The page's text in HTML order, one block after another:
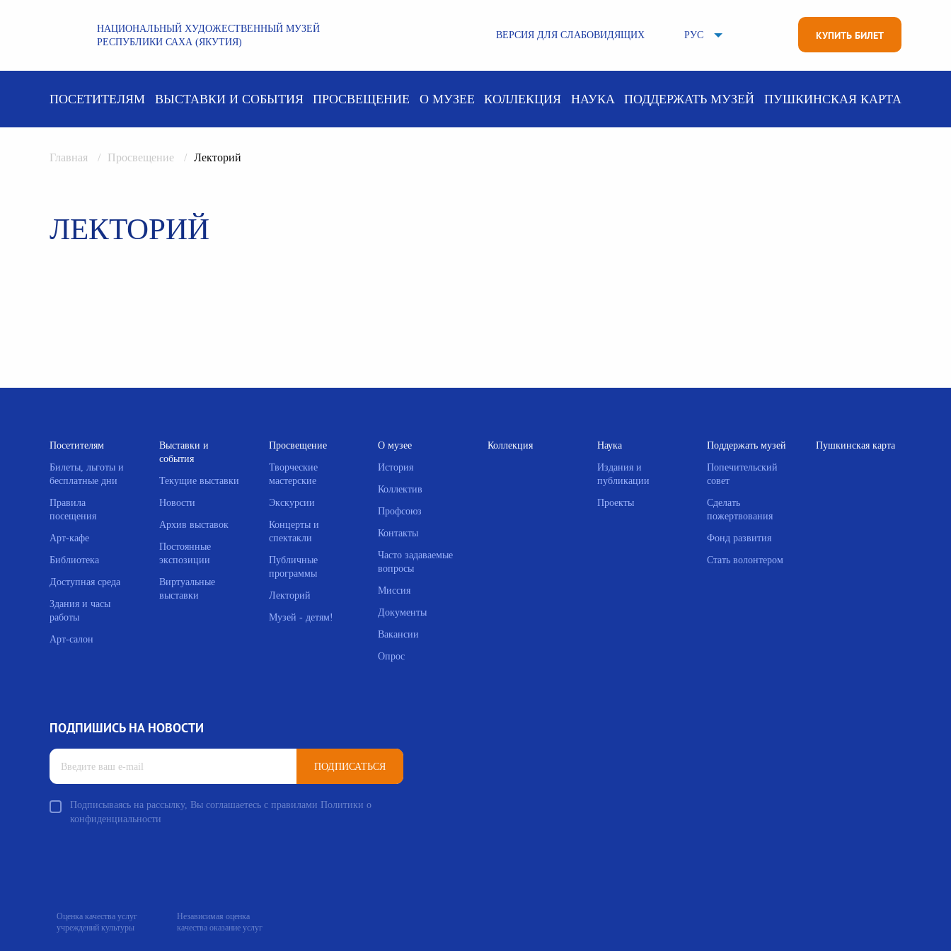
НАЦИОНАЛЬНЫЙ ХУДОЖЕСТВЕННЫЙ МУЗЕЙ
РЕСПУБЛИКИ САХА (ЯКУТИЯ)
ВЕРСИЯ ДЛЯ СЛАБОВИДЯЩИХ РУС КУПИТЬ БИЛЕТ
ПОСЕТИТЕЛЯМ ВЫСТАВКИ И СОБЫТИЯ ПРОСВЕЩЕНИЕ О МУЗЕЕ КОЛЛЕКЦИЯ НАУКА ПОДДЕРЖАТЬ МУЗЕЙ ПУШКИНСКАЯ КАРТА
Главная Просвещение Лекторий
ЛЕКТОРИЙ
Посетителям
Билеты, льготы и
бесплатные дни
Правила
посещения
Арт-кафе
Библиотека
Доступная среда
Здания и часы
работы
Арт-салон
Выставки и
события
Текущие выставки
Новости
Архив выставок
Постоянные
экспозиции
Виртуальные
выставки
Просвещение
Творческие
мастерские
Экскурсии
Концерты и
спектакли
Публичные
программы
Лекторий
Музей - детям!
О музее
История
Коллектив
Профсоюз
Контакты
Часто задаваемые
вопросы
Миссия
Документы
Вакансии
Опрос
Коллекция Наука
Издания и
публикации
Проекты
Поддержать музей
Попечительский
совет
Сделать
пожертвования
Фонд развития
Стать волонтером
Пушкинская карта
ПОДПИШИСЬ НА НОВОСТИ
ПОДПИСАТЬСЯ
Подписываясь на рассылку, Вы соглашаетесь с правилами Политики о
конфиденциальности
Оценка качества услуг
учреждений культуры
Независимая оценка
качества оказание услуг